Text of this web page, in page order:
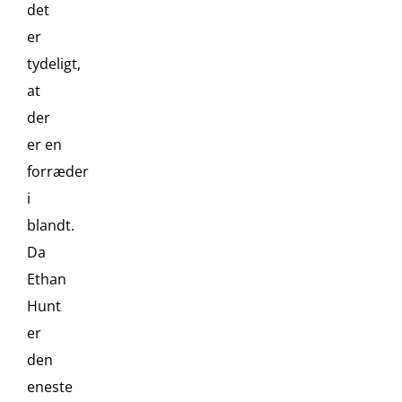
det
er
tydeligt,
at
der
er en
forræder
i
blandt.
Da
Ethan
Hunt
er
den
eneste